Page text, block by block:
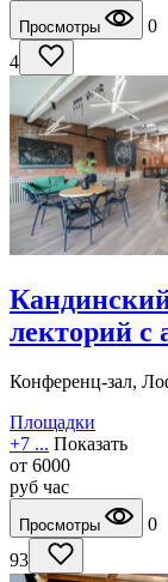
Просмотры
0
4
лекторий с
Конференц-зал,
Площадки
+7 ... Показать
от 6000
руб час
Просмотры
0
93